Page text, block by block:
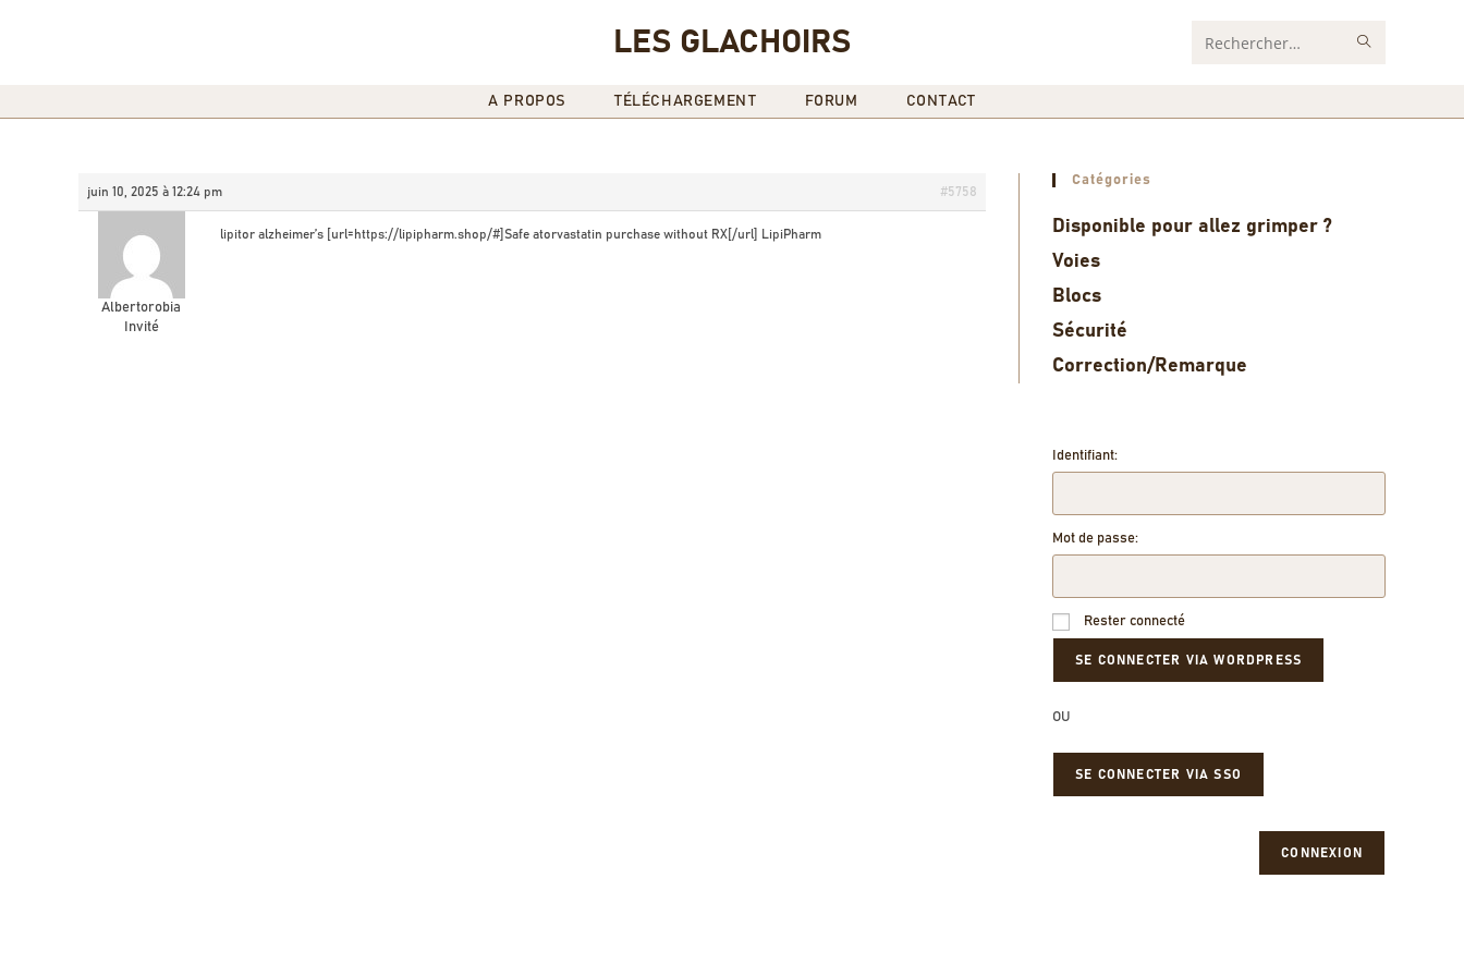
LES GLACHOIRS Rechercher
A PROPOS TÉLÉCHARGEMENT FORUM CONTACT
juin 10, 2025 à 12:24 pm #5758
Albertorobia
Invité
lipitor alzheimer’s [url=https://lipipharm.shop/#]Safe atorvastatin purchase without RX[/url] LipiPharm
Catégories
Disponible pour allez grimper ?
Voies
Blocs
Sécurité
Correction/Remarque
Identifiant:
Mot de passe:
Rester connecté
OU
SE CONNECTER VIA SSO
CONNEXION